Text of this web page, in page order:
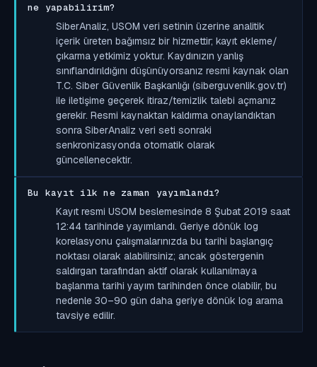
ne yapabilirim?
SiberAnaliz, USOM veri setinin üzerine analitik
içerik üreten bağımsız bir hizmettir; kayıt ekleme/
çıkarma yetkimiz yoktur. Kaydınızın yanlış
sınıflandırıldığını düşünüyorsanız resmi kaynak olan
T.C. Siber Güvenlik Başkanlığı (siberguvenlik.gov.tr)
ile iletişime geçerek itiraz/temizlik talebi açmanız
gerekir. Resmi kaynaktan kaldırma onaylandıktan
sonra SiberAnaliz veri seti sonraki
senkronizasyonda otomatik olarak
güncellenecektir.
Bu kayıt ilk ne zaman yayımlandı?
Kayıt resmi USOM beslemesinde 8 Şubat 2019 saat
12:44 tarihinde yayımlandı. Geriye dönük log
korelasyonu çalışmalarınızda bu tarihi başlangıç
noktası olarak alabilirsiniz; ancak göstergenin
saldırgan tarafından aktif olarak kullanılmaya
başlanma tarihi yayım tarihinden önce olabilir, bu
nedenle 30–90 gün daha geriye dönük log arama
tavsiye edilir.